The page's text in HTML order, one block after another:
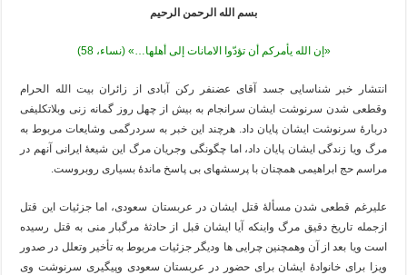
بسم الله الرحمن الرحیم
«إن الله یأمرکم أن تؤدّوا الامانات إلی أهلها…» (نساء، 58)
انتشار خبر شناسایی جسد آقای عضنفر رکن آبادی از زائران بیت الله الحرام
وقطعی شدن سرنوشت ایشان سرانجام به بیش از چهل روز گمانه زنی وبلاتکلیفی
دربارۀ سرنوشت ایشان پایان داد. هرچند این خبر به سردرگمی وشایعات مربوط به
مرگ ویا زندگی ایشان پایان داد، اما چگونگی وجریان مرگ این شیعۀ ایرانی آنهم در
مراسم حج ابراهیمی همچنان با پرسشهای بی پاسخ ماندۀ بسیاری روبروست.
علیرغم قطعی شدن مسألۀ قتل ایشان در عربستان سعودی، اما جزئیات این قتل
ازجمله تاریخ دقیق مرگ واینکه آیا ایشان قبل از حادثۀ مرگبار منی به قتل رسیده
است ویا بعد از آن وهمچنین چرایی ها ودیگر جزئیات مربوط به تأخیر وتعلل در صدور
ویزا برای خانوادۀ ایشان برای حضور در عربستان سعودی وپیگیری سرنوشت وی